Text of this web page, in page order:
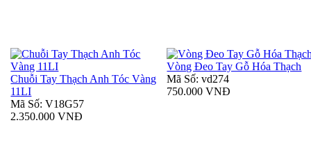
Chuỗi Tay Thạch Anh Tóc Vàng
11LI
Mã Số: V18G57
2.350.000 VNĐ
Vòng Đeo Tay Gỗ Hóa Thạch
Mã Số: vd274
750.000 VNĐ